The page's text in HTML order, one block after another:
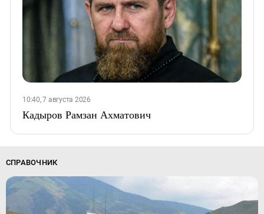
10:40, 7 августа 2026
Кадыров Рамзан Ахматович
СПРАВОЧНИК